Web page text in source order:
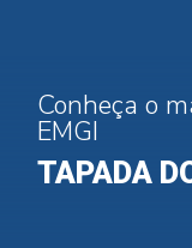
Conheça o
EMGI
TAPADA